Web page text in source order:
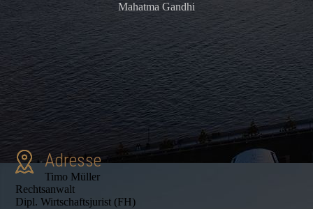
Mahatma Gandhi
Adresse
Timo Müller
Rechtsanwalt
Dipl. Wirtschaftsjurist (FH)